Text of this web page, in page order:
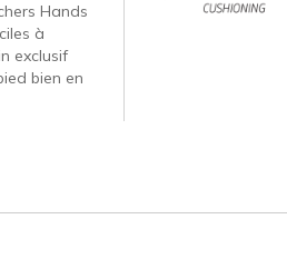
Hands
à
exclusif
bien en